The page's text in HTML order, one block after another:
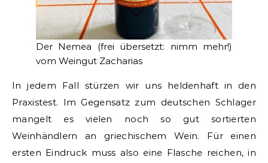
Der Nemea (frei übersetzt: nimm mehr!)
vom Weingut Zacharias
In jedem Fall stürzen wir uns heldenhaft in den
Praxistest. Im Gegensatz zum deutschen Schlager
mangelt es vielen noch so gut sortierten
Weinhändlern an griechischem Wein. Für einen
ersten Eindruck muss also eine Flasche reichen, in